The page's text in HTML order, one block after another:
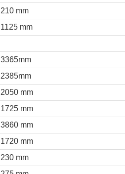
210 mm
1125 mm
3365mm
2385mm
2050 mm
1725 mm
3860 mm
1720 mm
230 mm